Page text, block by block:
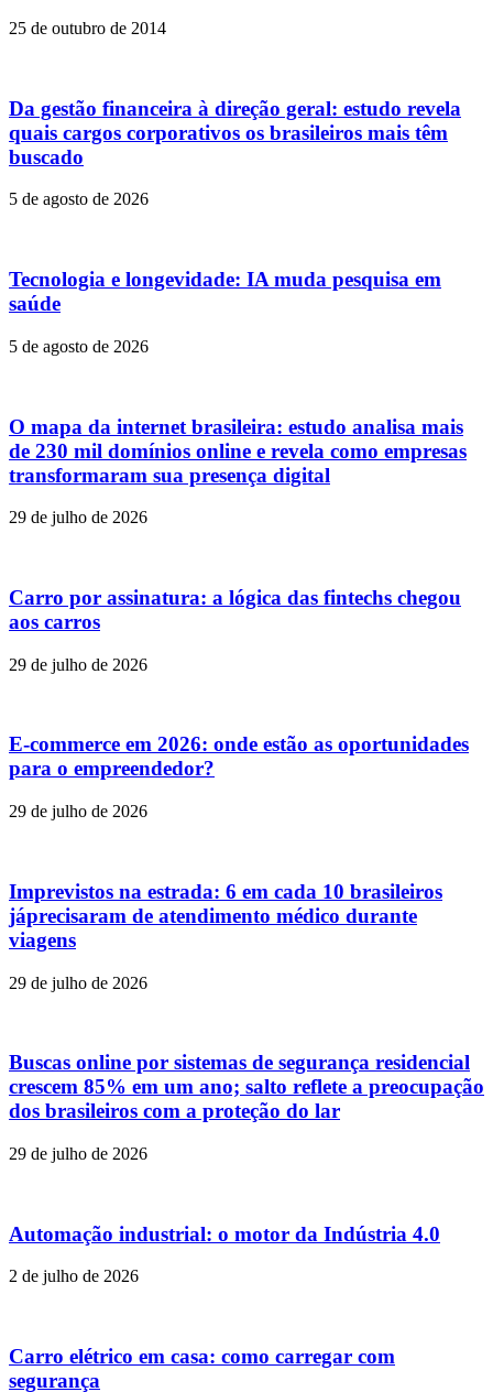
25 de outubro de 2014
Da gestão financeira à direção geral: estudo revela
quais cargos corporativos os brasileiros mais têm
buscado
5 de agosto de 2026
Tecnologia e longevidade: IA muda pesquisa em
saúde
5 de agosto de 2026
O mapa da internet brasileira: estudo analisa mais
de 230 mil domínios online e revela como empresas
transformaram sua presença digital
29 de julho de 2026
Carro por assinatura: a lógica das fintechs chegou
aos carros
29 de julho de 2026
E-commerce em 2026: onde estão as oportunidades
para o empreendedor?
29 de julho de 2026
Imprevistos na estrada: 6 em cada 10 brasileiros
jáprecisaram de atendimento médico durante
viagens
29 de julho de 2026
Buscas online por sistemas de segurança residencial
crescem 85% em um ano; salto reflete a preocupação
dos brasileiros com a proteção do lar
29 de julho de 2026
Automação industrial: o motor da Indústria 4.0
2 de julho de 2026
Carro elétrico em casa: como carregar com
segurança